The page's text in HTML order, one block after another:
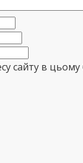
сайту в